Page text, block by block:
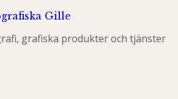
Gille
grafiska produkter och tjänster